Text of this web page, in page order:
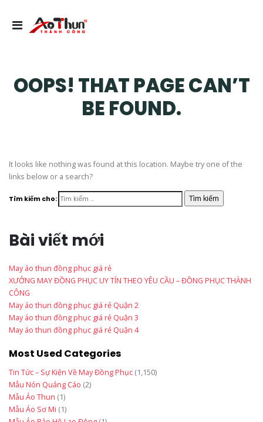
OOPS! THAT PAGE CAN’T
BE FOUND.
It looks like nothing was found at this location. Maybe try one of the
links below or a search?
Tìm kiếm cho:
Bài viết mới
May áo thun đồng phục giá rẻ
XƯỞNG MAY ĐỒNG PHỤC UY TÍN THEO YÊU CẦU – ĐỒNG PHỤC THÀNH
CÔNG
May áo thun đồng phục giá rẻ Quận 2
May áo thun đồng phục giá rẻ Quận 3
May áo thun đồng phục giá rẻ Quận 4
Most Used Categories
Tin Tức – Sự Kiện Về May Đồng Phục (1,150)
Mẫu Nón Quảng Cáo (2)
Mẫu Áo Thun (1)
Mẫu Áo Sơ Mi (1)